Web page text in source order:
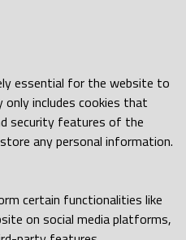
essential for the website to
includes cookies that
security features of the
any personal information.
certain functionalities like
on social media platforms,